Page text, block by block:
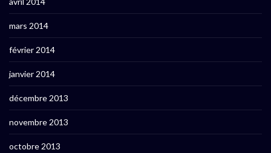
mars 2014
février 2014
janvier 2014
décembre 2013
novembre 2013
octobre 2013